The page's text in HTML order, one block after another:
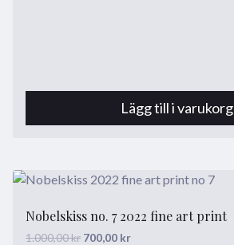
Lägg till i varukorg
Nobelskiss no. 7 2022 fine art print
1.000,00kr Det
700,00 krDet